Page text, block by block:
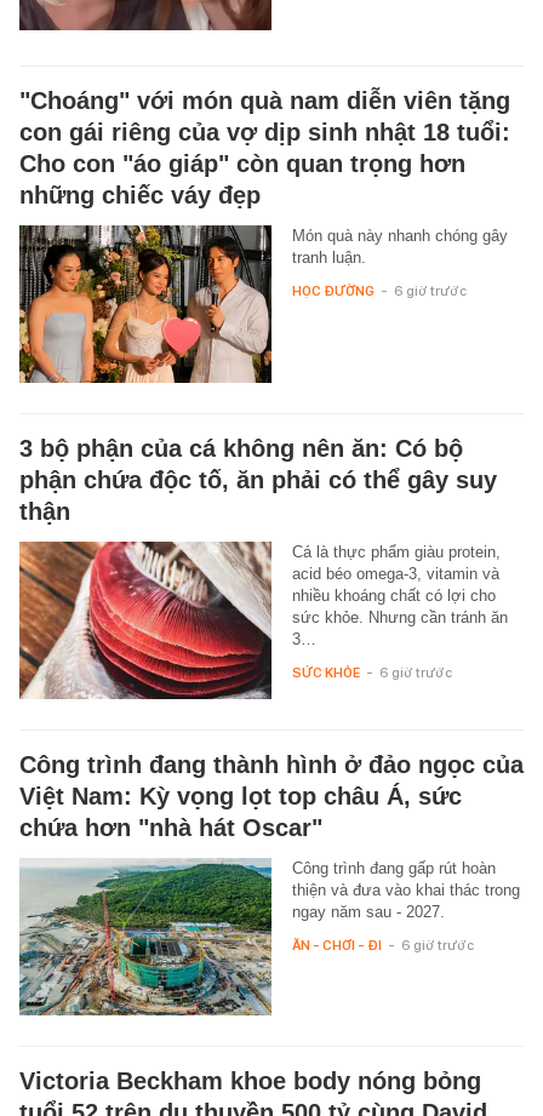
"Choáng" với món quà nam diễn viên tặng
con gái riêng của vợ dịp sinh nhật 18 tuổi:
Cho con "áo giáp" còn quan trọng hơn
những chiếc váy đẹp
Món quà này nhanh chóng gây
tranh luận.
HỌC ĐƯỜNG - 6 giờ trước
3 bộ phận của cá không nên ăn: Có bộ
phận chứa độc tố, ăn phải có thể gây suy
thận
Cá là thực phẩm giàu protein,
acid béo omega-3, vitamin và
nhiều khoáng chất có lợi cho
sức khỏe. Nhưng cần tránh ăn
3…
SỨC KHỎE - 6 giờ trước
Công trình đang thành hình ở đảo ngọc của
Việt Nam: Kỳ vọng lọt top châu Á, sức
chứa hơn "nhà hát Oscar"
Công trình đang gấp rút hoàn
thiện và đưa vào khai thác trong
ngay năm sau - 2027.
ĂN - CHƠI - ĐI - 6 giờ trước
Victoria Beckham khoe body nóng bỏng